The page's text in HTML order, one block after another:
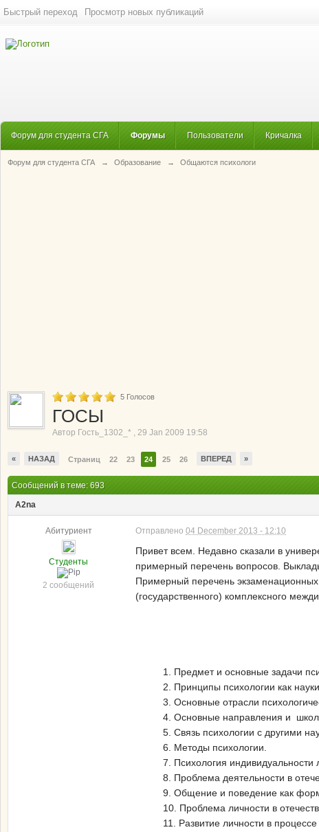
Быстрый переход Просмотр новых публикаций
Форум для студента СГА Форумы Пользователи Кричалка
Форум для студента СГА → Образование → Общаются психологи
5 Голосов
ГОСЫ
Автор Гость_1302_* , 29 Jan 2009 19:58
« НАЗАД Страниц 22 23 24 25 26 ВПЕРЕД »
Сообщений в теме: 693
A2na
Абитуриент
Студенты
2 сообщений
Отправлено 04 December 2013 - 12:10
Привет всем. Недавно сказали в
примерный перечень вопросов.
Примерный перечень экзаменационных
(государственного) комплексного
1. Предмет и основные задачи
2. Принципы психологии как науки.
3. Основные отрасли
4. Основные направления и
5. Связь психологии с другими
6. Методы психологии.
7. Психология индивидуальности
8. Проблема деятельности в
9. Общение и поведение как
10. Проблема личности в
11. Развитие личности в